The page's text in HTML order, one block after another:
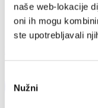
naše web-lokacije
oni ih mogu
ste upotrebljavali
pristanka
Nužni